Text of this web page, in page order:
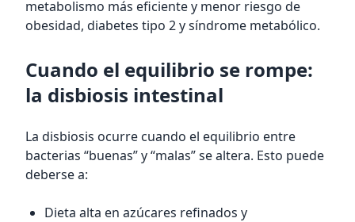
metabolismo más eficiente y menor riesgo de
obesidad, diabetes tipo 2 y síndrome metabólico.
Cuando el equilibrio se rompe:
la disbiosis intestinal
La disbiosis ocurre cuando el equilibrio entre
bacterias “buenas” y “malas” se altera. Esto puede
deberse a:
Dieta alta en azúcares refinados y